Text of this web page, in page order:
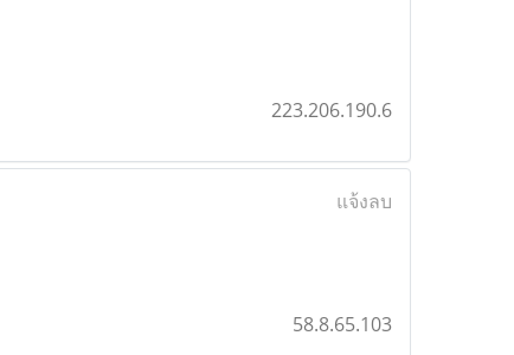
223.206.190.6
แจ้งลบ
58.8.65.103